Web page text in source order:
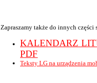
Zapraszamy także do innych części
KALENDARZ
PDF
Teksty LG na urządzenia